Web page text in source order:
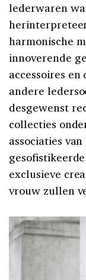
lederwaren
harmonische
innoverende
accessoires
andere
desgewenst
collecties
associaties
exclusieve
vrouw zullen